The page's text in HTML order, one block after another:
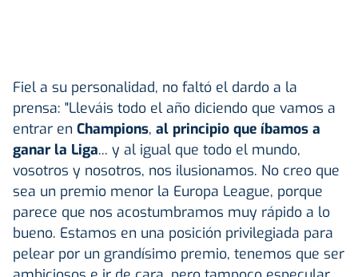
Fiel a su personalidad, no faltó el dardo a la
prensa: "Lleváis todo el año diciendo que vamos a
entrar en Champions, al principio que íbamos a
ganar la Liga... y al igual que todo el mundo,
vosotros y nosotros, nos ilusionamos. No creo que
sea un premio menor la Europa League, porque
parece que nos acostumbramos muy rápido a lo
bueno. Estamos en una posición privilegiada para
pelear por un grandísimo premio, tenemos que ser